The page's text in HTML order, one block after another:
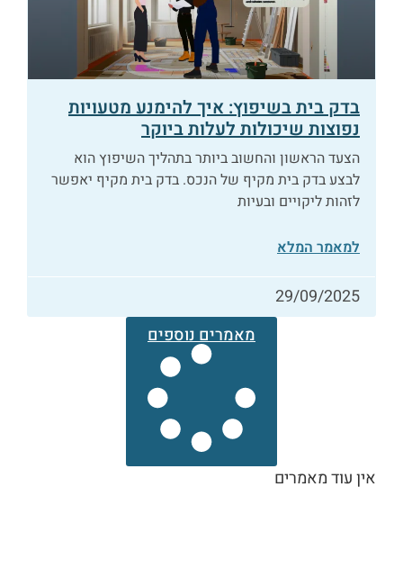
בדק בית בשיפוץ: איך להימנע מטעויות
נפוצות שיכולות לעלות ביוקר
הצעד הראשון והחשוב ביותר בתהליך השיפוץ הוא
לבצע בדק בית מקיף של הנכס. בדק בית מקיף יאפשר
לזהות ליקויים ובעיות
למאמר המלא
29/09/2025
מאמרים נוספים
אין עוד מאמרים